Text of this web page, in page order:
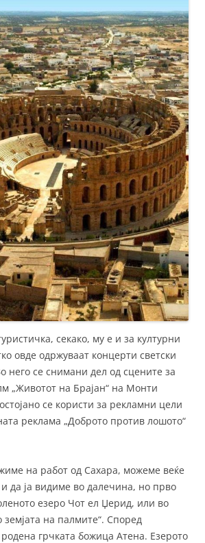
секако, му е и за културни
овде одржуваат концерти светски
него се снимани дел од сцените за
„Животот на Брајан“ на Монти
се користи за рекламни цели
реклама „Доброто против лошото“
на работ од Сахара, можеме веќе
да ја видиме во далечина, но прво
езеро Чот ел Џерид, или во
земјата на палмите“. Според
грчката божица Атена. Езерото